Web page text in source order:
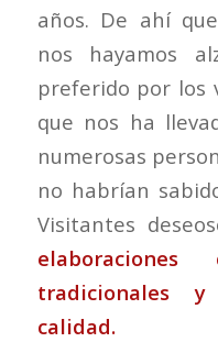
años. De ahí
nos hayamos
preferido por los
que nos ha
numerosas
no habrían
Visitantes
tradicionales
calidad.